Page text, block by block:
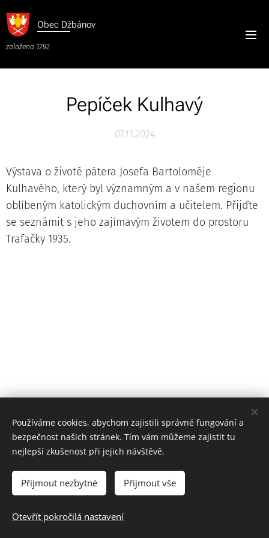
Obec Džbánov
založena 1292
Pepíček Kulhavý
07.11.2024
Výstava o životě pátera Josefa Bartoloměje
Kulhavého, který byl významným a v našem regionu
oblíbeným katolickým duchovním a učitelem. Přijďte
se seznámit s jeho zajímavým životem do prostoru
Trafačky 1935.
Vytvořeno službou
Používáme cookies, abychom zajistili správné fungování a
bezpečnost našich stránek. Tím vám můžeme zajistit tu
nejlepší zkušenost při jejich návštěvě.
Přijmout nezbytné Přijmout vše
Otevřít pokročilá nastavení